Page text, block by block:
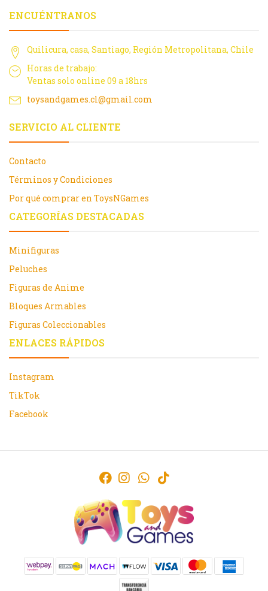
ENCUÉNTRANOS
Quilicura, casa, Santiago, Región Metropolitana, Chile
Horas de trabajo:
Ventas solo online 09 a 18hrs
toysandgames.cl@gmail.com
SERVICIO AL CLIENTE
Contacto
Términos y Condiciones
Por qué comprar en ToysNGames
CATEGORÍAS DESTACADAS
Minifiguras
Peluches
Figuras de Anime
Bloques Armables
Figuras Coleccionables
ENLACES RÁPIDOS
Instagram
TikTok
Facebook